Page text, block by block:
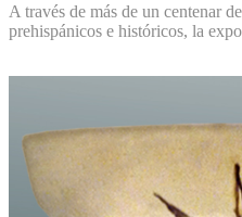
A través de más de un centenar
prehispánicos e históricos, la